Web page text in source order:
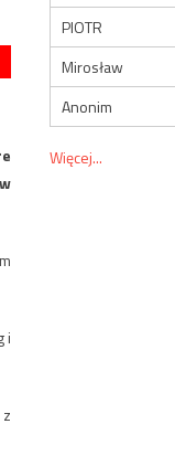
i
PIOTR
Mirosław
Anonim
Więcej...